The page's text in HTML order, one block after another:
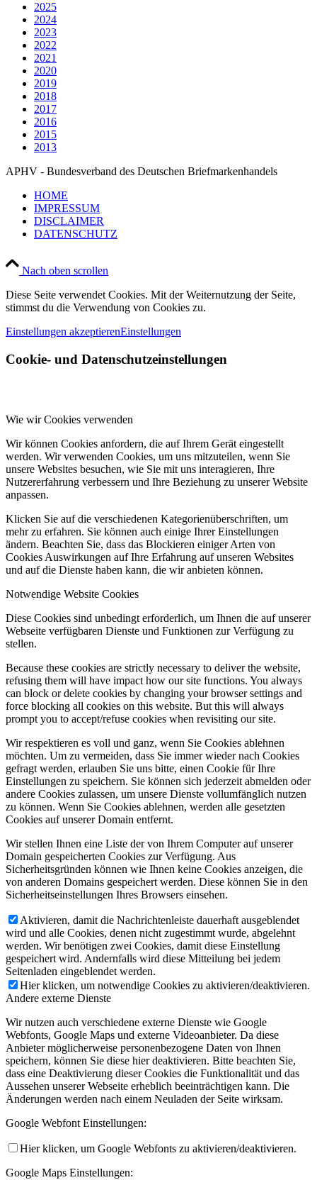
2025
2024
2023
2022
2021
2020
2019
2018
2017
2016
2015
2013
APHV - Bundesverband des Deutschen Briefmarkenhandels
HOME
IMPRESSUM
DISCLAIMER
DATENSCHUTZ
Nach oben scrollen
Diese Seite verwendet Cookies. Mit der Weiternutzung der Seite,
stimmst du die Verwendung von Cookies zu.
Einstellungen akzeptierenEinstellungen
Cookie- und Datenschutzeinstellungen
Wie wir Cookies verwenden
Wir können Cookies anfordern, die auf Ihrem Gerät eingestellt
werden. Wir verwenden Cookies, um uns mitzuteilen, wenn Sie
unsere Websites besuchen, wie Sie mit uns interagieren, Ihre
Nutzererfahrung verbessern und Ihre Beziehung zu unserer Website
anpassen.
Klicken Sie auf die verschiedenen Kategorienüberschriften, um
mehr zu erfahren. Sie können auch einige Ihrer Einstellungen
ändern. Beachten Sie, dass das Blockieren einiger Arten von
Cookies Auswirkungen auf Ihre Erfahrung auf unseren Websites
und auf die Dienste haben kann, die wir anbieten können.
Notwendige Website Cookies
Diese Cookies sind unbedingt erforderlich, um Ihnen die auf unserer
Webseite verfügbaren Dienste und Funktionen zur Verfügung zu
stellen.
Because these cookies are strictly necessary to deliver the website,
refusing them will have impact how our site functions. You always
can block or delete cookies by changing your browser settings and
force blocking all cookies on this website. But this will always
prompt you to accept/refuse cookies when revisiting our site.
Wir respektieren es voll und ganz, wenn Sie Cookies ablehnen
möchten. Um zu vermeiden, dass Sie immer wieder nach Cookies
gefragt werden, erlauben Sie uns bitte, einen Cookie für Ihre
Einstellungen zu speichern. Sie können sich jederzeit abmelden oder
andere Cookies zulassen, um unsere Dienste vollumfänglich nutzen
zu können. Wenn Sie Cookies ablehnen, werden alle gesetzten
Cookies auf unserer Domain entfernt.
Wir stellen Ihnen eine Liste der von Ihrem Computer auf unserer
Domain gespeicherten Cookies zur Verfügung. Aus
Sicherheitsgründen können wie Ihnen keine Cookies anzeigen, die
von anderen Domains gespeichert werden. Diese können Sie in den
Sicherheitseinstellungen Ihres Browsers einsehen.
Aktivieren, damit die Nachrichtenleiste dauerhaft ausgeblendet
wird und alle Cookies, denen nicht zugestimmt wurde, abgelehnt
werden. Wir benötigen zwei Cookies, damit diese Einstellung
gespeichert wird. Andernfalls wird diese Mitteilung bei jedem
Seitenladen eingeblendet werden.
Hier klicken, um notwendige Cookies zu aktivieren/deaktivieren.
Andere externe Dienste
Wir nutzen auch verschiedene externe Dienste wie Google
Webfonts, Google Maps und externe Videoanbieter. Da diese
Anbieter möglicherweise personenbezogene Daten von Ihnen
speichern, können Sie diese hier deaktivieren. Bitte beachten Sie,
dass eine Deaktivierung dieser Cookies die Funktionalität und das
Aussehen unserer Webseite erheblich beeinträchtigen kann. Die
Änderungen werden nach einem Neuladen der Seite wirksam.
Google Webfont Einstellungen:
Hier klicken, um Google Webfonts zu aktivieren/deaktivieren.
Google Maps Einstellungen: